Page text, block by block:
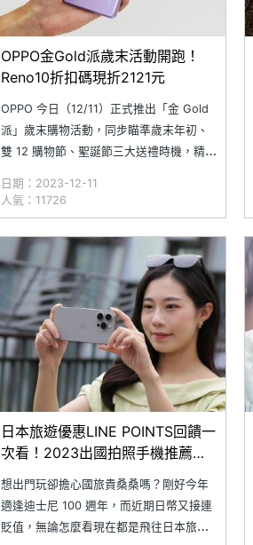
OPPO金Gold派歲末活動開跑！
Reno10折扣碼現折2121元
OPPO 今日（12/11）正式推出「金 Gold
派」歲末購物活動，同步瞄準歲末年初、
雙 12 購物節、聖誕節三大送禮時機，精選
可享有 5 重超值好禮，12/25 以前於
OPPO 網路商店購買 OPPO Reno10 系列
與 OPPO A98 手機，搭配折
日期：2023-12-11
人氣：11726
日本旅遊優惠LINE POINTS回饋一
次看！2023出國拍照手機推薦、
想出門玩卻擔心國旅貴桑桑嗎？剛好今年
適逢迪士尼 100 週年，而近期日幣又接連
貶值，無論怎麼看現在都是飛往日本旅遊